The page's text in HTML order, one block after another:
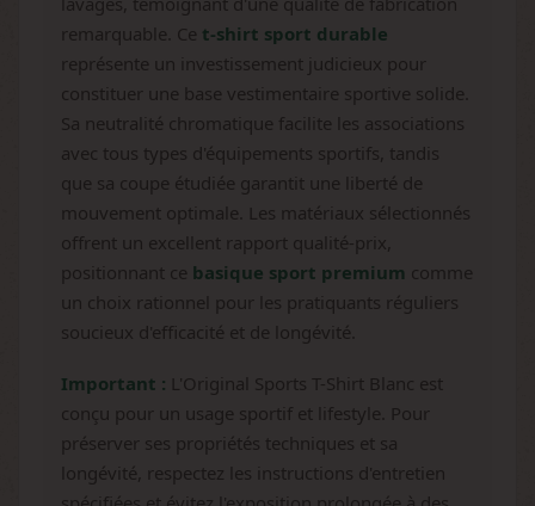
remarquable. Ce t-shirt sport durable
représente un investissement judicieux pour
constituer une base vestimentaire sportive solide.
Sa neutralité chromatique facilite les associations
avec tous types d'équipements sportifs, tandis
que sa coupe étudiée garantit une liberté de
mouvement optimale. Les matériaux sélectionnés
offrent un excellent rapport qualité-prix,
positionnant ce basique sport premium comme
un choix rationnel pour les pratiquants réguliers
soucieux d'efficacité et de longévité.
Important : L'Original Sports T-Shirt Blanc est
conçu pour un usage sportif et lifestyle. Pour
préserver ses propriétés techniques et sa
longévité, respectez les instructions d'entretien